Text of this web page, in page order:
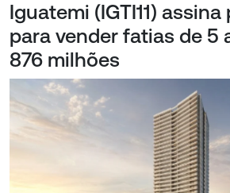
Iguatemi (IGTI11)
para vender fatias de 5
876 milhões